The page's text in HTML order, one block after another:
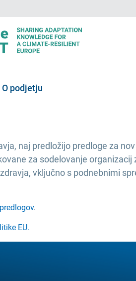
O podjetju
naj predložijo predloge za
za sodelovanje
vključno s podnebnimi
.
EU.